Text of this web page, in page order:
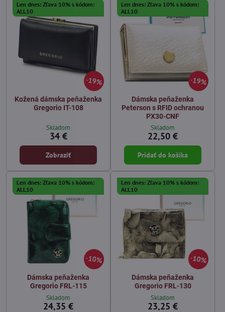
19%
Len dnes: Zľava 10% s kódom:
ALL10
Kožená dámska peňaženka
Gregorio IT-108
Skladom
34 €
Zobraziť
19%
Len dnes: Zľava 10% s kódom:
ALL10
Dámska peňaženka
Peterson s RFID ochranou
PX30-CNF
Skladom
22,50 €
Pridať do košíka
10%
Len dnes: Zľava 10% s kódom:
ALL10
Dámska peňaženka
Gregorio FRL-115
Skladom
24,35 €
10%
Len dnes: Zľava 10% s kódom:
ALL10
Dámska peňaženka
Gregorio FRL-130
Skladom
23,25 €